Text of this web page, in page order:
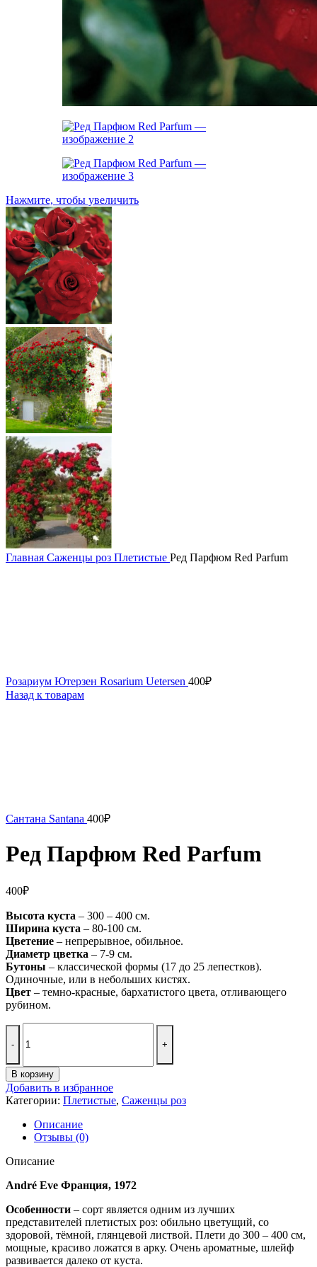
Нажмите, чтобы увеличить
Главная Саженцы роз Плетистые Ред Парфюм Red Parfum
Розариум Ютерзен Rosarium Uetersen 400₽
Назад к товарам
Сантана Santana 400₽
Ред Парфюм Red Parfum
400₽
Высота куста – 300 – 400 см.
Ширина куста – 80-100 см.
Цветение – непрерывное, обильное.
Диаметр цветка – 7-9 см.
Бутоны – классической формы (17 до 25 лепестков).
Одиночные, или в небольших кистях.
Цвет – темно-красные, бархатистого цвета, отливающего
рубином.
товара
Парфюм
Red
Parfum
В корзину
Добавить в избранное
Категории: Плетистые, Саженцы роз
Описание
Отзывы (0)
Описание
André Eve Франция, 1972
Особенности – сорт является одним из лучших
представителей плетистых роз: обильно цветущий, со
здоровой, тёмной, глянцевой листвой. Плети до 300 – 400 см,
мощные, красиво ложатся в арку. Очень ароматные, шлейф
развивается далеко от куста.